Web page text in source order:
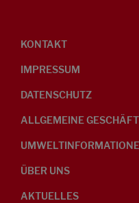
KONTAKT
IMPRESSUM
DATENSCHUTZ
ALLGEMEINE
ÜBER UNS
AKTUELLES